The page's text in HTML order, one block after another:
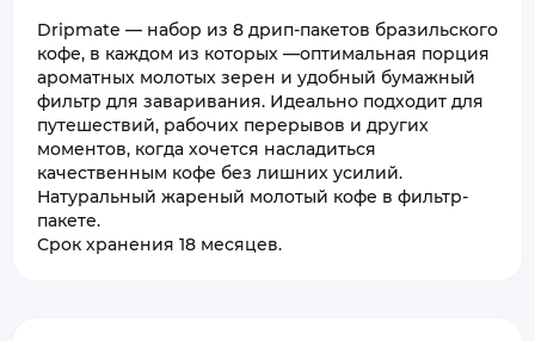
Dripmate — набор из 8 дрип-пакетов бразильского
кофе, в каждом из которых —оптимальная порция
ароматных молотых зерен и удобный бумажный
фильтр для заваривания. Идеально подходит для
путешествий, рабочих перерывов и других
моментов, когда хочется насладиться
качественным кофе без лишних усилий.
Натуральный жареный молотый кофе в фильтр-
пакете.
Срок хранения 18 месяцев.